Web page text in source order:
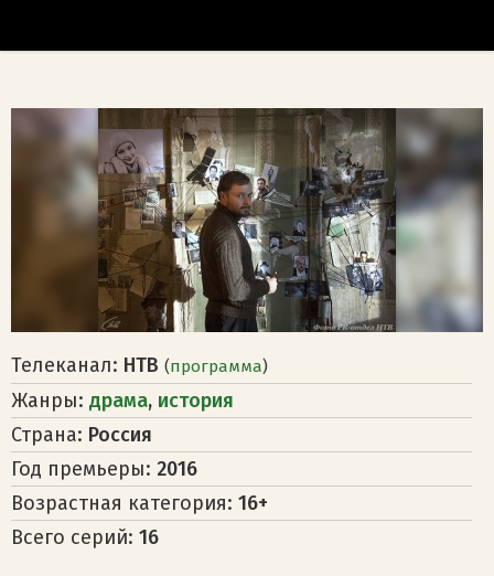
Телеканал: НТВ (программа)
Жанры: драма, история
Страна: Россия
Год премьеры: 2016
Возрастная категория: 16+
Всего серий: 16